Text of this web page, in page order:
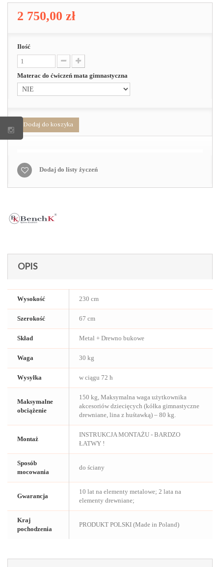
2 750,00 zł
Ilość
Materac do ćwiczeń mata gimnastyczna
Dodaj do koszyka
Dodaj do listy życzeń
OPIS
Wysokość 230 cm
Szerokość 67 cm
Skład Metal + Drewno bukowe
Waga 30 kg
Wysyłka w ciągu 72 h
Maksymalne
obciążenie
150 kg, Maksymalna waga użytkownika
akcesoriów dziecięcych (kółka gimnastyczne
drewniane, lina z huśtawką) – 80 kg.
Montaż
INSTRUKCJA MONTAŻU - BARDZO
ŁATWY !
Sposób
mocowania
do ściany
Gwarancja
10 lat na elementy metalowe; 2 lata na
elementy drewniane;
Kraj
pochodzenia
PRODUKT POLSKI (Made in Poland)